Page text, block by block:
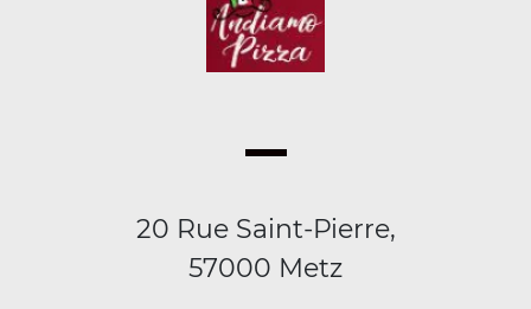
20 Rue Saint-Pierre,
57000 Metz